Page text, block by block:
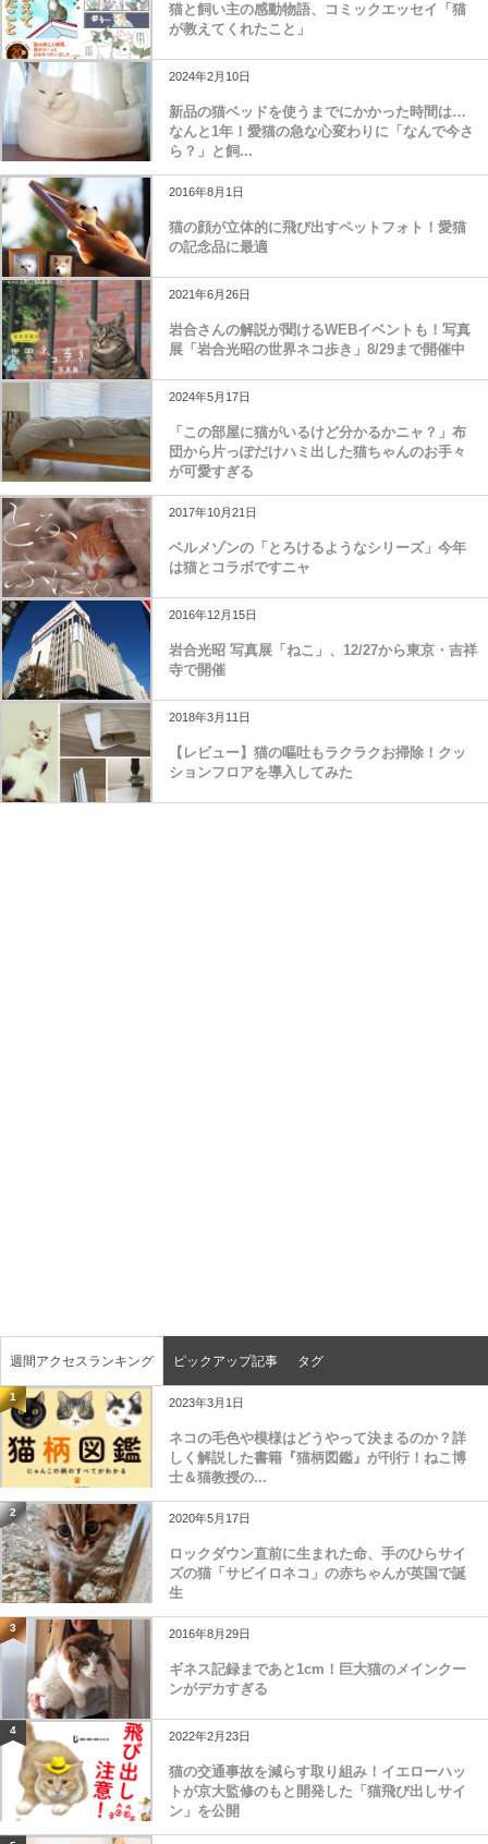
猫と飼い主の感動物語、コミックエッセイ「猫
が教えてくれたこと」
2024年2月10日
新品の猫ベッドを使うまでにかかった時間は…
なんと1年！愛猫の急な心変わりに「なんで今さ
ら？」と飼...
2016年8月1日
猫の顔が立体的に飛び出すペットフォト！愛猫
の記念品に最適
2021年6月26日
岩合さんの解説が聞けるWEBイベントも！写真
展「岩合光昭の世界ネコ歩き」8/29まで開催中
2024年5月17日
「この部屋に猫がいるけど分かるかニャ？」布
団から片っぽだけハミ出した猫ちゃんのお手々
が可愛すぎる
2017年10月21日
ベルメゾンの「とろけるようなシリーズ」今年
は猫とコラボですニャ
2016年12月15日
岩合光昭 写真展「ねこ」、12/27から東京・吉祥
寺で開催
2018年3月11日
【レビュー】猫の嘔吐もラクラクお掃除！クッ
ションフロアを導入してみた
週間アクセスランキング ピックアップ記事 タグ
1 2023年3月1日
ネコの毛色や模様はどうやって決まるのか？詳
しく解説した書籍『猫柄図鑑』が刊行！ねこ博
士＆猫教授の...
2 2020年5月17日
ロックダウン直前に生まれた命、手のひらサイ
ズの猫「サビイロネコ」の赤ちゃんが英国で誕
生
3 2016年8月29日
ギネス記録まであと1cm！巨大猫のメインクー
ンがデカすぎる
4 2022年2月23日
猫の交通事故を減らす取り組み！イエローハッ
トが京大監修のもと開発した「猫飛び出しサイ
ン」を公開